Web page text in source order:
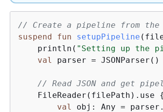
// Create a pipeline from the
suspend
fun setupPipeline
    println(
"Setting up the
val parser = JSONParser()
// Read JSON and get
    FileReader(filePath).use
{
val obj: Any =